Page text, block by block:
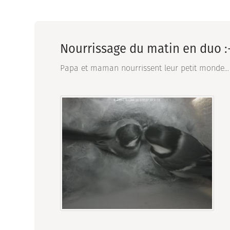
Nourrissage du matin en duo
Papa et maman nourrissent leur petit monde...